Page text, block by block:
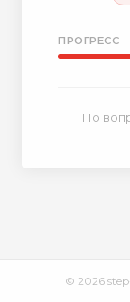
ПРОГРЕСС
По
© 2026